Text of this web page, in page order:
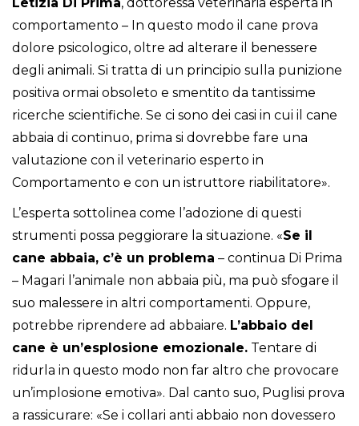
comportamento – In questo modo il cane prova
dolore psicologico, oltre ad alterare il benessere
degli animali. Si tratta di un principio sulla punizione
positiva ormai obsoleto e smentito da tantissime
ricerche scientifiche. Se ci sono dei casi in cui il cane
abbaia di continuo, prima si dovrebbe fare una
valutazione con il veterinario esperto in
Comportamento e con un istruttore riabilitatore».
L’esperta sottolinea come l’adozione di questi
strumenti possa peggiorare la situazione. «Se il
cane abbaia, c’è un problema – continua Di Prima
– Magari l’animale non abbaia più, ma può sfogare il
suo malessere in altri comportamenti. Oppure,
potrebbe riprendere ad abbaiare. L’abbaio del
cane è un’esplosione emozionale. Tentare di
ridurla in questo modo non far altro che provocare
un’implosione emotiva». Dal canto suo, Puglisi prova
a rassicurare: «Se i collari anti abbaio non dovessero